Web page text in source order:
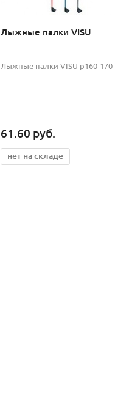
Лыжные палки VISU
Лыжные палки VISU р160-170
61.60 руб.
нет на складе